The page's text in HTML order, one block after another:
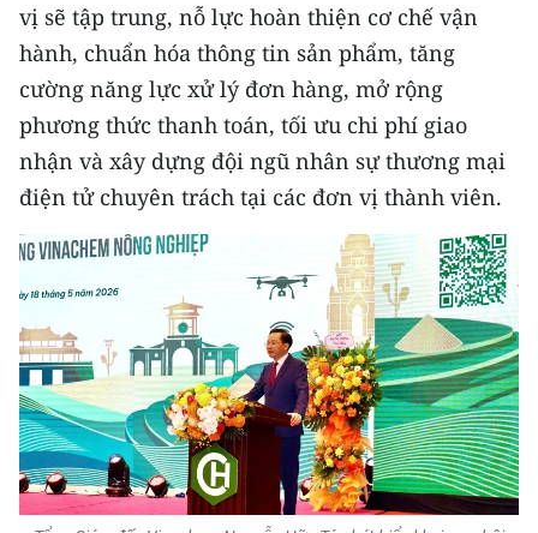
CHUYÊN ĐỀ
CÁC CHUYÊN TRANG
VỀ BÁO NHÂN DÂN
THỜI NAY
NHÂN DÂN CUỐI TUẦN
NHÂN DÂN HẰNG THÁNG
MUA BÁO
ĐỌC BÁO IN
vị sẽ tập trung, nỗ lực hoàn thiện cơ chế vận
hành, chuẩn hóa thông tin sản phẩm, tăng
cường năng lực xử lý đơn hàng, mở rộng
phương thức thanh toán, tối ưu chi phí giao
nhận và xây dựng đội ngũ nhân sự thương mại
điện tử chuyên trách tại các đơn vị thành viên.